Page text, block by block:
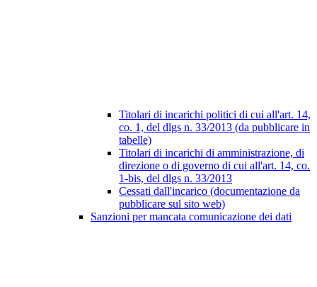
Titolari di incarichi politici di cui all'art. 14,
co. 1, del dlgs n. 33/2013 (da pubblicare in
tabelle)
Titolari di incarichi di amministrazione, di
direzione o di governo di cui all'art. 14, co.
1-bis, del dlgs n. 33/2013
Cessati dall'incarico (documentazione da
pubblicare sul sito web)
Sanzioni per mancata comunicazione dei dati